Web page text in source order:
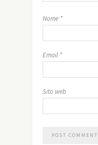
Nome *
Email *
Sito web